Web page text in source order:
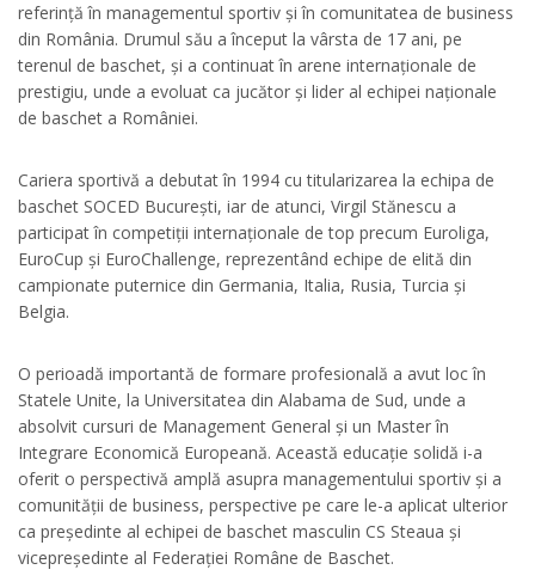
referință în managementul sportiv și în comunitatea de business
din România. Drumul său a început la vârsta de 17 ani, pe
terenul de baschet, și a continuat în arene internaționale de
prestigiu, unde a evoluat ca jucător și lider al echipei naționale
de baschet a României.
Cariera sportivă a debutat în 1994 cu titularizarea la echipa de
baschet SOCED București, iar de atunci, Virgil Stănescu a
participat în competiții internaționale de top precum Euroliga,
EuroCup și EuroChallenge, reprezentând echipe de elită din
campionate puternice din Germania, Italia, Rusia, Turcia și
Belgia.
O perioadă importantă de formare profesională a avut loc în
Statele Unite, la Universitatea din Alabama de Sud, unde a
absolvit cursuri de Management General și un Master în
Integrare Economică Europeană. Această educație solidă i-a
oferit o perspectivă amplă asupra managementului sportiv și a
comunității de business, perspective pe care le-a aplicat ulterior
ca președinte al echipei de baschet masculin CS Steaua și
vicepreședinte al Federației Române de Baschet.